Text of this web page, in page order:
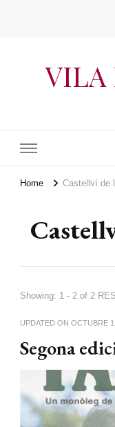
VILA
Home Castellví de
Showing: 1 - 2 of 2
UPDATED ON OCTUBRE
Segona